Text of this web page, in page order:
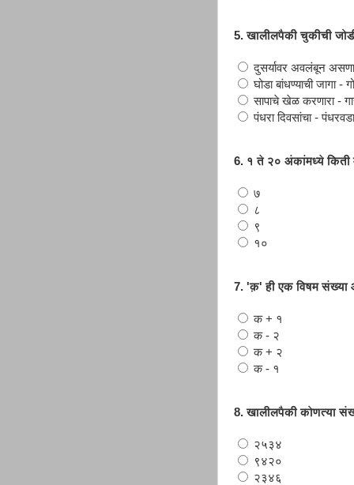
5. खालीलपैकी चुकीची
दुसर्यावर अवलंबून
घोडा बांधण्याची जागा -
सापाचे खेळ करणारा -
पंधरा दिवसांचा - पंधरवडा
6. १ ते २० अंकांमध्ये
७
८
९
१०
7. 'क़' ही एक विषम संख्या
क + १
क - २
क + २
क - १
8. खालीलपैकी कोणत्या
२५३४
९४२०
२३४६